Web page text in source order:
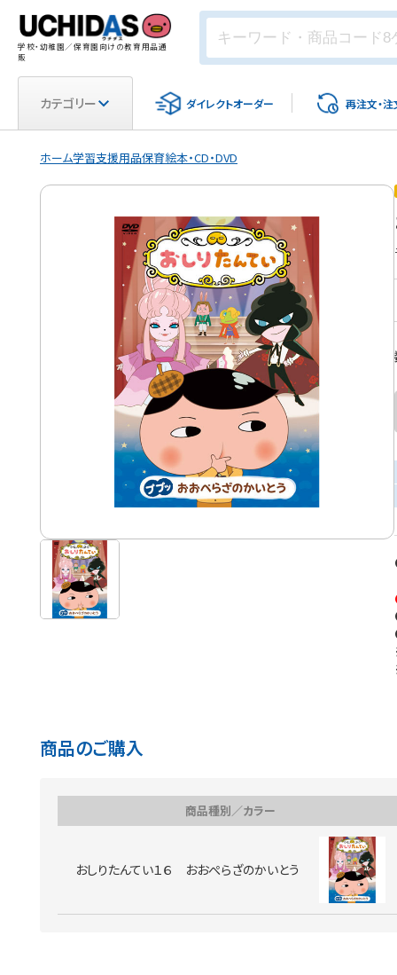
学校・幼稚園／保育園向けの教育用品通
販
カテゴリー ダイレクトオーダー 再注文・注
ホーム学習支援用品保育絵本・CD・DVD
商品のご購入
商品種別／カラー
おしりたんてい１６ おおぺらざのかいとう